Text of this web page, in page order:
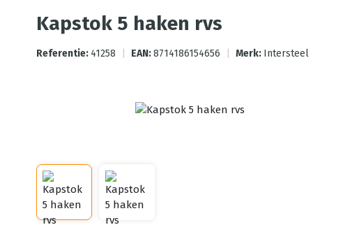
Kapstok 5 haken rvs
Referentie: 41258 EAN:8714186154656 Merk: Intersteel